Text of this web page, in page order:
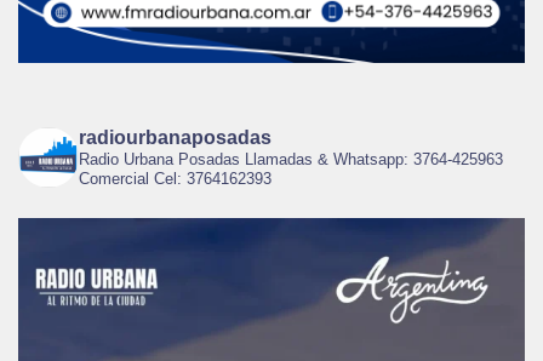
radiourbanaposadas
Radio Urbana Posadas Llamadas & Whatsapp: 3764-425963
Comercial Cel: 3764162393